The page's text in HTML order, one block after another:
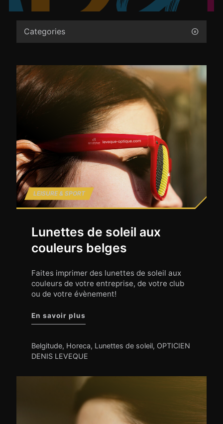
Categories
LEISURE & SPORT
Lunettes de soleil aux
couleurs belges
Faites imprimer des lunettes de soleil aux
couleurs de votre entreprise, de votre club
ou de votre évènement!
En savoir plus
Belgitude, Horeca, Lunettes de soleil, OPTICIEN
DENIS LEVEQUE